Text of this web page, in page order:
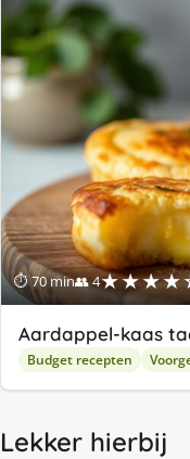
⏱ 70 min👥 4
Aardappel-kaas
Budget recepten
Lekker hierbij